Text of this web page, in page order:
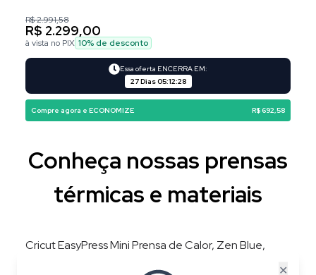
✕
R$ 2.991,58
R$ 2.299,00
à vista no PIX 10% de desconto
Essa oferta ENCERRA EM:
27 Dias05:12:27
Compre agora e ECONOMIZE R$ 692,58
Conheça nossas prensas
térmicas e materiais
Cricut EasyPress Mini Prensa de Calor, Zen Blue,